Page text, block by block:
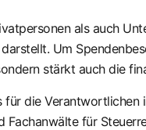
als auch
Um
stärkt auch die
die
für